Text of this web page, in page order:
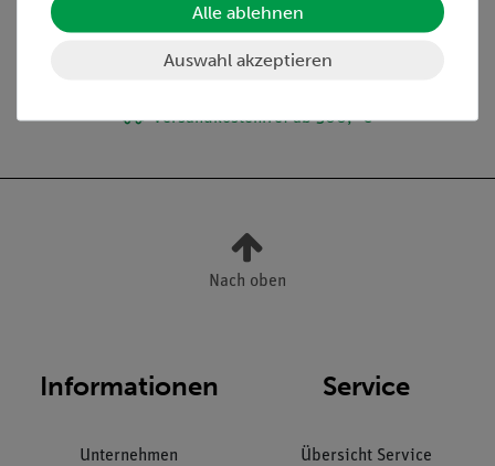
Media / Downloads
Versandkostenfrei ab 300,- €
Nach oben
Informationen
Unternehmen
Service
Übersicht Service
Alle ablehnen
Auswahl akzeptieren